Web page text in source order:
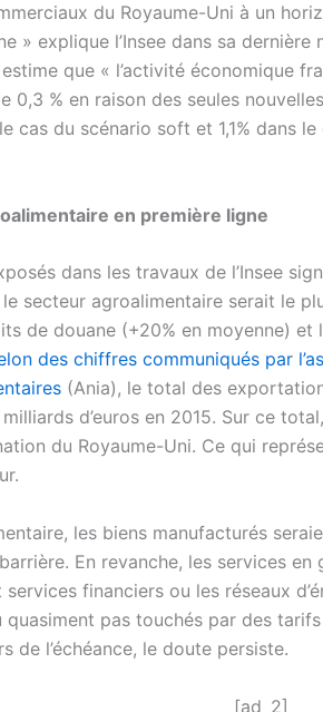
du Royaume-Uni à un
» explique l’Insee dans sa dernière
que « l’activité économique
0,3 % en raison des seules
cas du scénario soft et 1,1% dans le
en première ligne
dans les travaux de l’Insee
le secteur agroalimentaire serait le
de douane (+20% en moyenne) et
des chiffres communiqués par
(Ania), le total des
milliards d’euros en 2015. Sur ce
du Royaume-Uni. Ce qui
les biens manufacturés
En revanche, les services en
financiers ou les réseaux
quasiment pas touchés par des
de l’échéance, le doute persiste.
[ad_2]